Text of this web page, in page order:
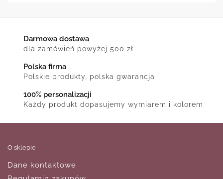
Darmowa dostawa
dla zamówień powyżej 500 zł
Polska firma
Polskie produkty, polska gwarancja
100% personalizacji
Każdy produkt dopasujemy wymiarem i kolorem
O sklepie
Dane kontaktowe